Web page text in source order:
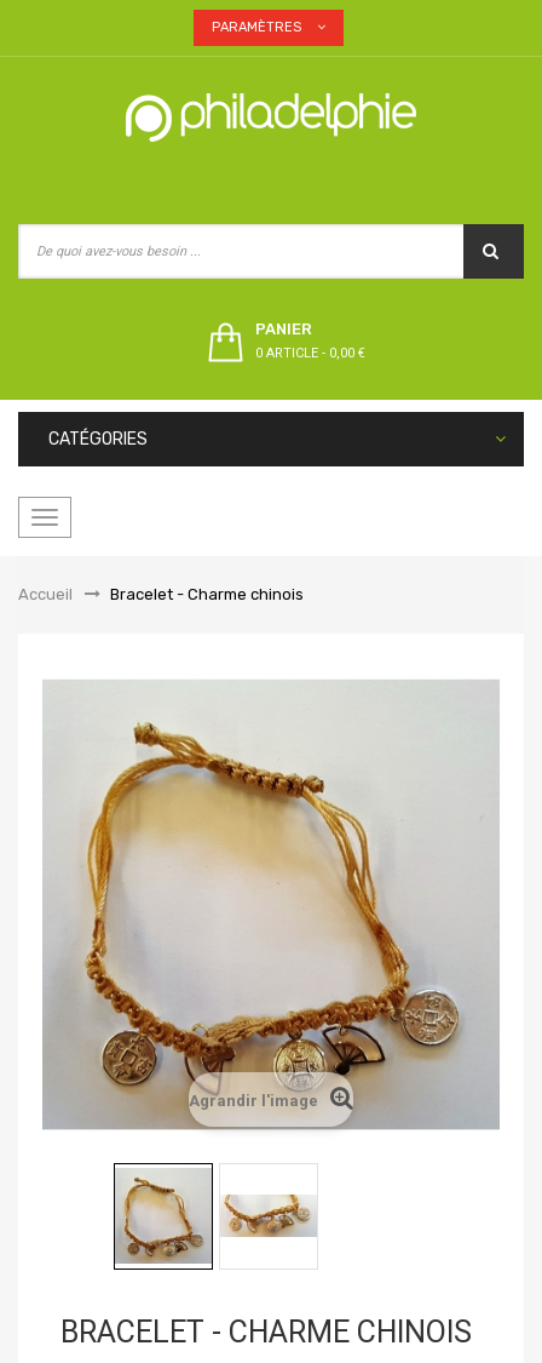
PARAMÈTRES
PANIER
0 ARTICLE - 0,00 €
CATÉGORIES
Basculer
Accueil
&gt;Bracelet - Charme chinois
Agrandir l'image
BRACELET - CHARME CHINOIS